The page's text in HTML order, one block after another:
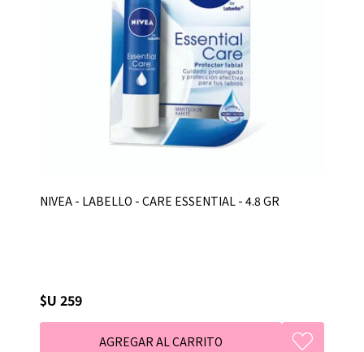
NIVEA - LABELLO - CARE ESSENTIAL - 4.8 GR
$U 259